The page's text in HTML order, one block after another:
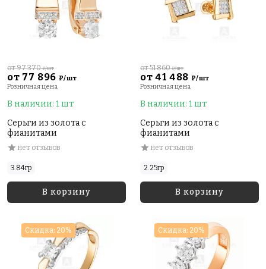
от 77 896 ₽/шт
от 97 370₽/шт
Розничная цена
В наличии: 1 шт
Серьги из золота с
фианитами
нет отзывов
3.84гр
В корзину
от 41 488 ₽/шт
от 51 860₽/шт
Розничная цена
В наличии: 1 шт
Серьги из золота с
фианитами
нет отзывов
2.25гр
В корзину
Скидка: 20% Скидка: 20%